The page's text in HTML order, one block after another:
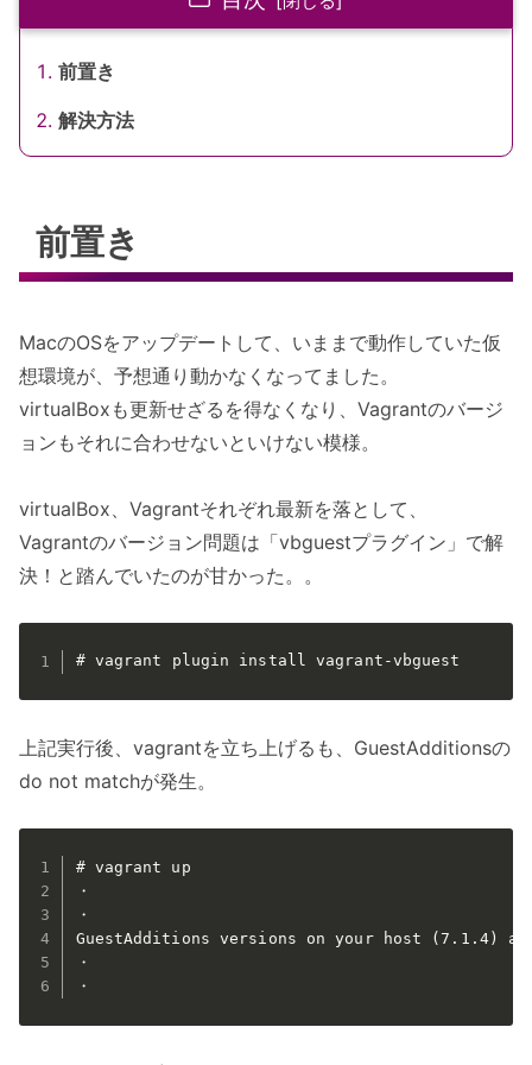
前置き
解決方法
前置き
MacのOSをアップデートして、いままで動作していた仮
想環境が、予想通り動かなくなってました。
virtualBoxも更新せざるを得なくなり、Vagrantのバージ
ョンもそれに合わせないといけない模様。
virtualBox、Vagrantそれぞれ最新を落として、
Vagrantのバージョン問題は「vbguestプラグイン」で解
決！と踏んでいたのが甘かった。。
# vagrant plugin install vagrant-vbguest
上記実行後、vagrantを立ち上げるも、GuestAdditionsの
do not matchが発生。
# vagrant up
・
・
GuestAdditions versions on your host (7.1.4)
・
・